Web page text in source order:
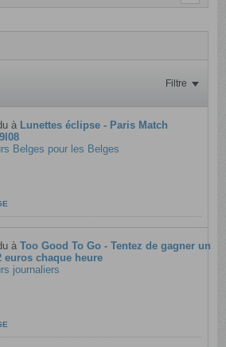
Filtre
à Lunettes éclipse - Paris Match
Belges pour les Belges
àToo Good To Go - Tentez de gagner un
euros chaque heure
journaliers